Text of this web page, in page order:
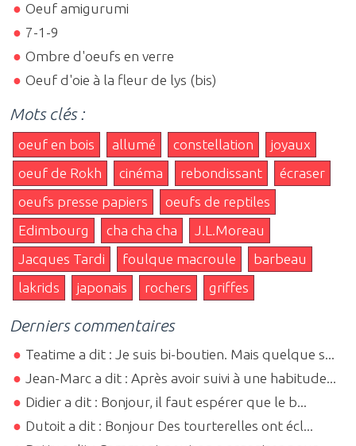
Oeuf amigurumi
7-1-9
Ombre d'oeufs en verre
Oeuf d'oie à la fleur de lys (bis)
Mots clés :
oeuf en bois allumé constellation
joyaux
oeuf de Rokh
cinéma rebondissant
écraser
oeufs presse papiers
oeufs de reptiles
Edimbourg
cha cha cha
J.L.Moreau
Jacques Tardi
foulque macroule
barbeau
lakrids
japonais rochers griffes
Derniers commentaires
Teatime a dit : Je suis bi-boutien. Mais quelque s...
Jean-Marc a dit : Après avoir suivi à une habitude...
Didier a dit : Bonjour, il faut espérer que le b...
Dutoit a dit : Bonjour Des tourterelles ont écl...